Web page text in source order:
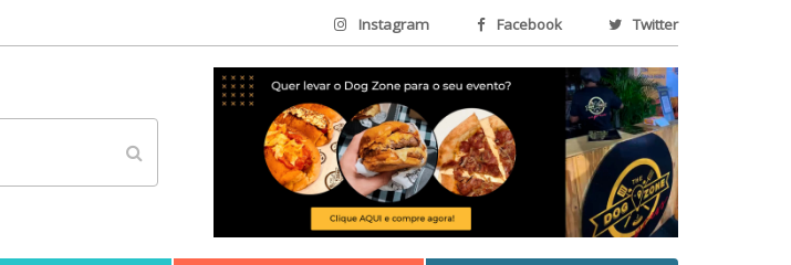
Instagram Facebook Twitter